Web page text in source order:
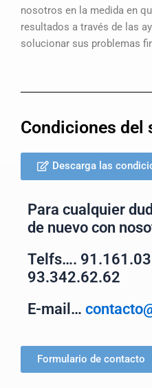
nosotros en la medida en
resultados a través de las
solucionar sus problemas
Condiciones del
Descarga las
Para cualquier
de nuevo con
Telfs….
93.342.62.62
E-mail…
Formulario de contacto